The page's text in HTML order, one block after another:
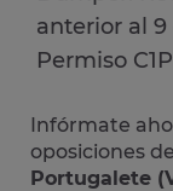
anterior al
Permiso
Infórmate
oposiciones de
Portugalete